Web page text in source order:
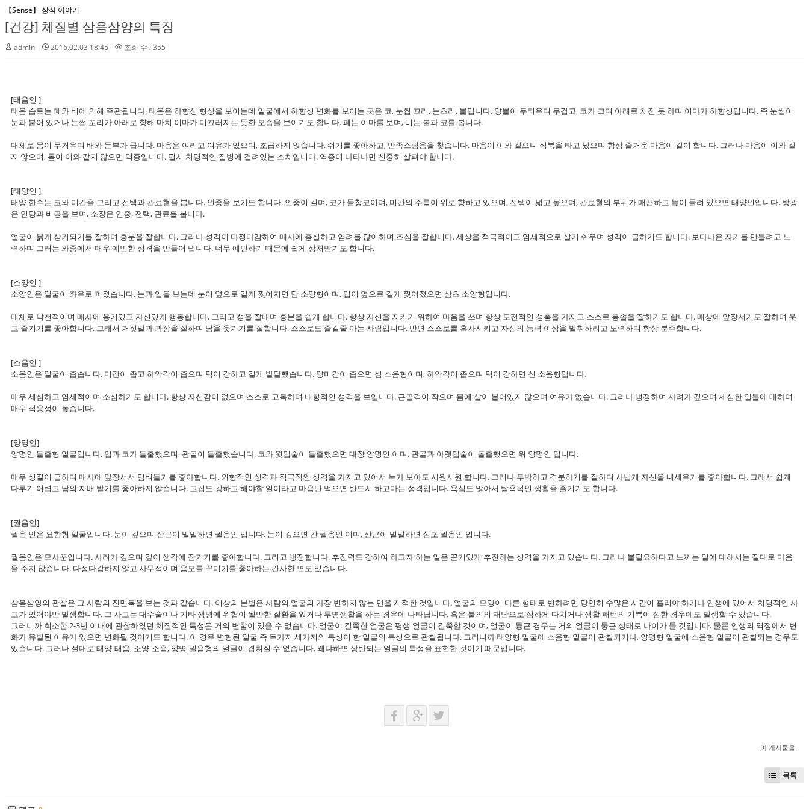
【Sense】 상식 이야기
[건강] 체질별 삼음삼양의 특징
admin 2016.02.03 18:45 조회 수 : 355
[태음인 ]
태음 습토는 폐와 비에 의해 주관됩니다. 태음은 하향성 형상을 보이는데 얼굴에서 하향성 변화를 보이는 곳은 코, 눈썹 꼬리, 눈초리, 볼입니다. 양볼이 두터우며 무겁고, 코가 크며 아래로 처진 듯 하며 이마가 하향성입니다. 즉 눈썹이
눈과 붙어 있거나 눈썹 꼬리가 아래로 향해 마치 이마가 미끄러지는 듯한 모습을 보이기도 합니다. 폐는 이마를 보며, 비는 볼과 코를 봅니다.
대체로 몸이 무거우며 배와 둔부가 큽니다. 마음은 여리고 여유가 있으며, 조급하지 않습니다. 쉬기를 좋아하고, 만족스럼움을 찾습니다. 마음이 이와 같으니 식복을 타고 났으며 항상 즐거운 마음이 같이 합니다. 그러나 마음이 이와 같
지 않으며, 몸이 이와 같지 않으면 역증입니다. 필시 치명적인 질병에 걸려있는 소치입니다. 역증이 나타나면 신중히 살펴야 합니다.
[태양인 ]
태양 한수는 코와 미간을 그리고 전택과 관료혈을 봅니다. 인중을 보기도 합니다. 인중이 길며, 코가 들창코이며, 미간의 주름이 위로 향하고 있으며, 전택이 넓고 높으며, 관료혈의 부위가 매끈하고 높이 들려 있으면 태양인입니다. 방광
은 인당과 비공을 보며, 소장은 인중, 전택, 관료를 봅니다.
얼굴이 붉게 상기되기를 잘하며 흥분을 잘합니다. 그러나 성격이 다정다감하여 매사에 충실하고 염려를 많이하며 조심을 잘합니다. 세상을 적극적이고 염세적으로 살기 쉬우며 성격이 급하기도 합니다. 보다나은 자기를 만들려고 노
력하며 그러는 와중에서 매우 예민한 성격을 만들어 냅니다. 너무 예민하기 때문에 쉽게 상처받기도 합니다.
[소양인 ]
소양인은 얼굴이 좌우로 퍼졌습니다. 눈과 입을 보는데 눈이 옆으로 길게 찢어지면 담 소양형이며, 입이 옆으로 길게 찢어졌으면 삼초 소양형입니다.
대체로 낙천적이며 매사에 용기있고 자신있게 행동합니다. 그리고 성을 잘내며 흥분을 쉽게 합니다. 항상 자신을 지키기 위하여 마음을 쓰며 항상 도전적인 성품을 가지고 스스로 통솔을 잘하기도 합니다. 매상에 앞장서기도 잘하며 웃
고 즐기기를 좋아합니다. 그래서 거짓말과 과장을 잘하며 남을 웃기기를 잘합니다. 스스로도 즐길줄 아는 사람입니다. 반면 스스로를 혹사시키고 자신의 능력 이상을 발휘하려고 노력하며 항상 분주합니다.
[소음인 ]
소음인은 얼굴이 좁습니다. 미간이 좁고 하악각이 좁으며 턱이 강하고 길게 발달했습니다. 양미간이 좁으면 심 소음형이며, 하악각이 좁으며 턱이 강하면 신 소음형입니다.
매우 세심하고 염세적이며 소심하기도 합니다. 항상 자신감이 없으며 스스로 고독하며 내향적인 성격을 보입니다. 근골격이 작으며 몸에 살이 붙어있지 않으며 여유가 없습니다. 그러나 냉정하며 사려가 깊으며 세심한 일들에 대하여
매우 적응성이 높습니다.
[양명인]
양명인 돌출형 얼굴입니다. 입과 코가 돌출했으며, 관골이 돌출했습니다. 코와 윗입술이 돌출했으면 대장 양명인 이며, 관골과 아랫입술이 돌출했으면 위 양명인 입니다.
매우 성질이 급하며 매사에 앞장서서 덤벼들기를 좋아합니다. 외향적인 성격과 적극적인 성격을 가지고 있어서 누가 보아도 시원시원 합니다. 그러나 투박하고 격분하기를 잘하며 사납게 자신을 내세우기를 좋아합니다. 그래서 쉽게
다루기 어렵고 남의 지배 받기를 좋아하지 않습니다. 고집도 강하고 해야할 일이라고 마음만 먹으면 반드시 하고마는 성격입니다. 욕심도 많아서 탐욕적인 생활을 즐기기도 합니다.
[궐음인]
궐음 인은 요함형 얼굴입니다. 눈이 깊으며 산근이 밑밑하면 궐음인 입니다. 눈이 깊으면 간 궐음인 이며, 산근이 밑밑하면 심포 궐음인 입니다.
궐음인은 모사꾼입니다. 사려가 깊으며 깊이 생각에 잠기기를 좋아합니다. 그리고 냉정합니다. 추진력도 강하여 하고자 하는 일은 끈기있게 추진하는 성격을 가지고 있습니다. 그러나 불필요하다고 느끼는 일에 대해서는 절대로 마음
을 주지 않습니다. 다정다감하지 않고 사무적이며 음모를 꾸미기를 좋아하는 간사한 면도 있습니다.
삼음삼양의 관찰은 그 사람의 진면목을 보는 것과 같습니다. 이상의 분별은 사람의 얼굴의 가장 변하지 않는 면을 지적한 것입니다. 얼굴의 모양이 다른 형태로 변하려면 당연히 수많은 시간이 흘러야 하거나 인생에 있어서 치명적인 사
고가 있어야만 발생합니다. 그 사고는 대수술이나 기타 생명에 위협이 될만한 질환을 앓거나 투병생활을 하는 경우에 나타납니다. 혹은 불의의 재난으로 심하게 다치거나 생활 패턴의 기복이 심한 경우에도 발생할 수 있습니다.
그러니까 최소한 2-3년 이내에 관찰하였던 체질적인 특성은 거의 변함이 있을 수 없습니다. 얼굴이 길쭉한 얼굴은 평생 얼굴이 길쭉할 것이며, 얼굴이 둥근 경우는 거의 얼굴이 둥근 상태로 나이가 들 것입니다. 물론 인생의 역정에서 변
화가 유발된 이유가 있으면 변화될 것이기도 합니다. 이 경우 변형된 얼굴 즉 두가지 세가지의 특성이 한 얼굴의 특성으로 관찰됩니다. 그러니까 태양형 얼굴에 소음형 얼굴이 관찰되거나, 양명형 얼굴에 소음형 얼굴이 관찰되는 경우도
있습니다. 그러나 절대로 태양-태음, 소양-소음, 양명-궐음형의 얼굴이 겹쳐질 수 없습니다. 왜냐하면 상반되는 얼굴의 특성을 표현한 것이기 때문입니다.
이 게시물을
목록